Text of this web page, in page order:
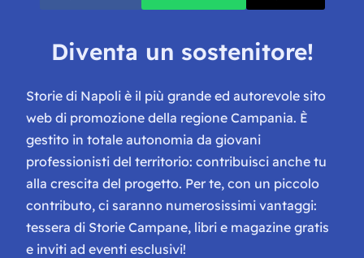
Diventa un sostenitore!
Storie di Napoli è il più grande ed autorevole sito
web di promozione della regione Campania. È
gestito in totale autonomia da giovani
professionisti del territorio: contribuisci anche tu
alla crescita del progetto. Per te, con un piccolo
contributo, ci saranno numerosissimi vantaggi:
tessera di Storie Campane, libri e magazine gratis
e inviti ad eventi esclusivi!